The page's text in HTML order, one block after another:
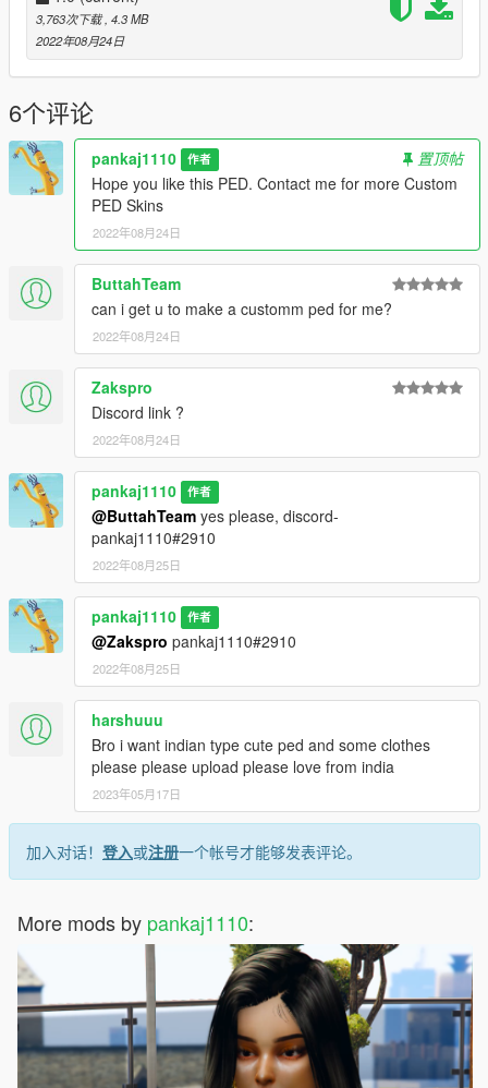
3,763次下载 , 4.3 MB
2022年08月24日
6个评论
pankaj1110 作者
置顶帖
Hope you like this PED. Contact me for more Custom
PED Skins
2022年08月24日
ButtahTeam
can i get u to make a customm ped for me?
2022年08月24日
Zakspro
Discord link ?
2022年08月24日
pankaj1110 作者
@ButtahTeam yes please, discord-
pankaj1110#2910
2022年08月25日
pankaj1110 作者
@Zakspro pankaj1110#2910
2022年08月25日
harshuuu
Bro i want indian type cute ped and some clothes
please please upload please love from india
2023年05月17日
加入对话！ 登入或注册一个帐号才能够发表评论。
More mods by pankaj1110: